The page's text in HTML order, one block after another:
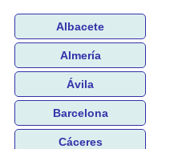
Albacete
Almería
Ávila
Barcelona
Cáceres